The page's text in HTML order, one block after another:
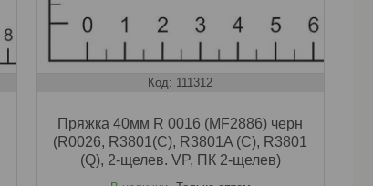
111312
Пряжка 40мм R 0016 (MF2886) черн
(R0026, R3801(C), R3801A (C), R3801
(Q), 2-щелев. VP, ПК 2-щелев)